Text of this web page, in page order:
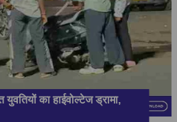
का हाईवोल्टेज ड्रामा,